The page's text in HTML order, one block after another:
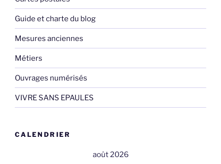
Guide et charte du blog
Mesures anciennes
Métiers
Ouvrages numérisés
VIVRE SANS EPAULES
CALENDRIER
août 2026